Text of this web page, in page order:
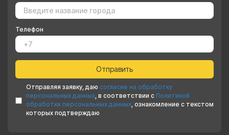
Телефон
Отправляя заявку, даю согласие на обработку
персональных данных, в соответствии с Политикой
обработки персональных данных, ознакомление с текстом
которых подтверждаю